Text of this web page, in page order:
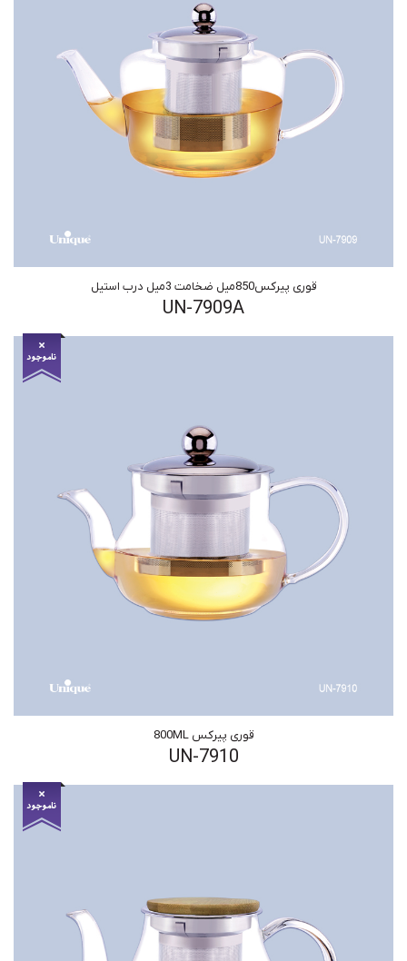
قوری پیرکس850میل ضخامت 3میل درب استیل
UN-7909A
قوری پیرکس 800ML
UN-7910